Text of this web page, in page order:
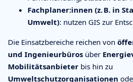
Fachplaner:innen (z. B. in
Umwelt): nutzen GIS zur
Die Einsatzbereiche reichen von
und Ingenieurbüros über
Mobilitätsanbieter bis hin zu
Umweltschutzorganisationen